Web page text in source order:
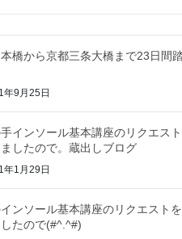
橋から京都三条大橋まで23日間
年9月25日
インソール基本講座のリクエスト
したので。蔵出しブログ
年1月29日
ンソール基本講座のリクエストを
たので(#^.^#)